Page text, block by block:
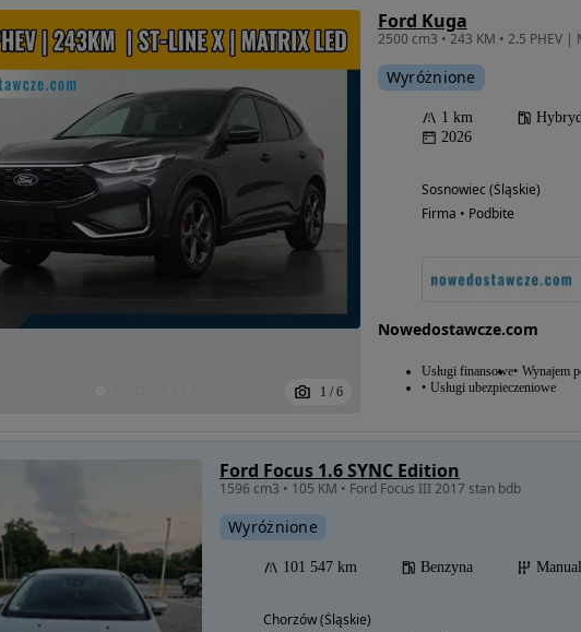
1 / 6
Ford Kuga
Wyróżnione
1 km
2026
Sosnowiec (Śląskie)
Firma • Podbite
Nowedostawcze.com
Usługi finansowe Wynajem
Usługi ubezpieczeniowe
Ford Focus 1.6 SYNC Edition
1596 cm3 • 105 KM • Ford Focus III 2017 stan bdb
Wyróżnione
101 547 km Benzyna
Chorzów (Śląskie)